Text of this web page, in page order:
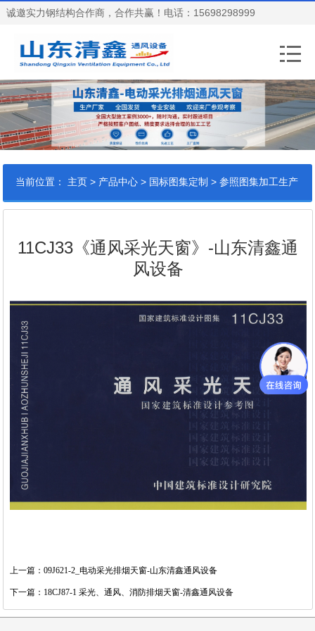
诚邀实力钢结构合作商，合作共赢！电话：15698298999
当前位置： 主页 > 产品中心 > 国标图集定制 >参照图集加工生产
11CJ33《通风采光天窗》-山东清鑫通
风设备
上一篇：09J621-2_电动采光排烟天窗-山东清鑫通风设备
下一篇：18CJ87-1 采光、通风、消防排烟天窗-清鑫通风设备